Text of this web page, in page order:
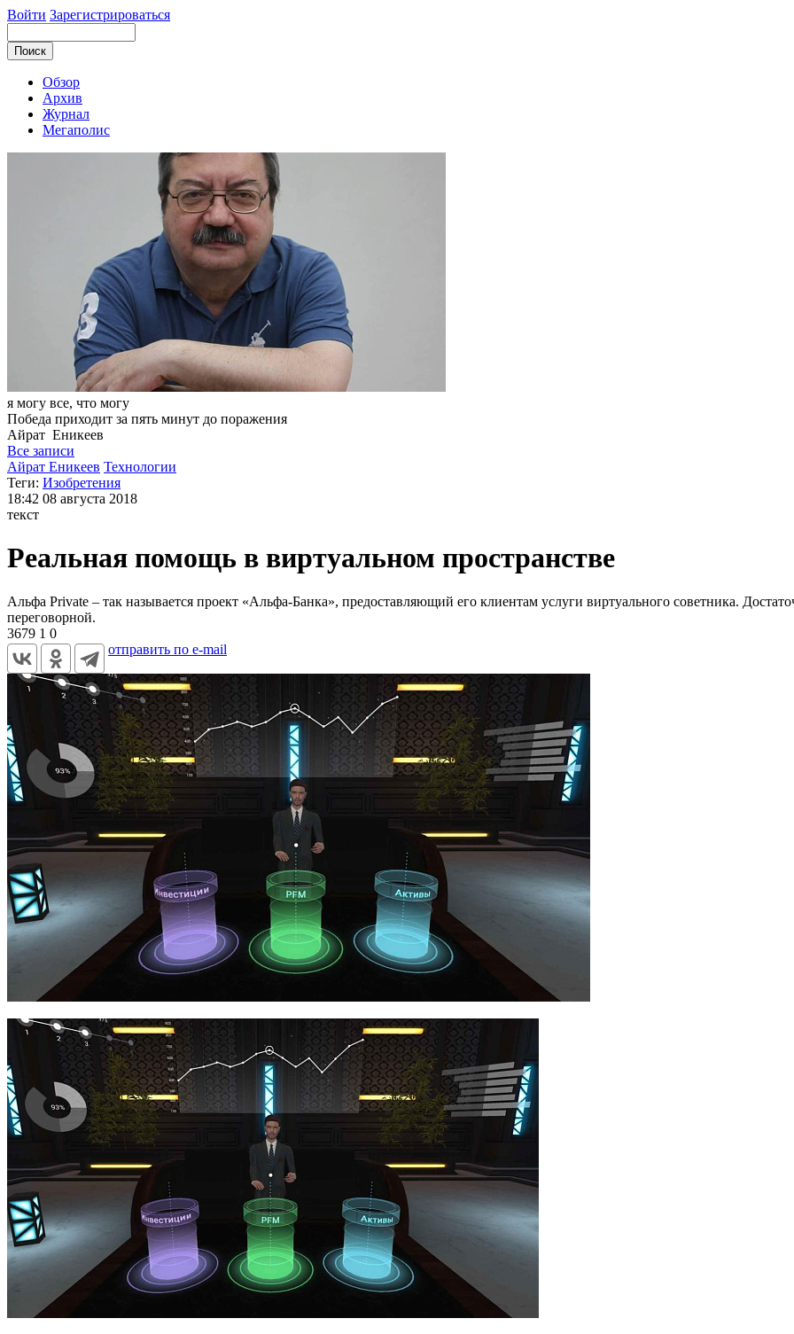
Войти Зарегистрироваться
Обзор
Архив
Журнал
Мегаполис
я могу все, что могу
Победа приходит за пять минут до поражения
Айрат Еникеев
Все записи
Айрат Еникеев Технологии
Теги: Изобретения
18:42 08 августа 2018
текст
Реальная помощь в виртуальном пространстве
Альфа Private – так называется проект «Альфа-Банка», предоставляющий его клиентам услуги виртуального советника.
переговорной.
3679 1 0
отправить по e-mail